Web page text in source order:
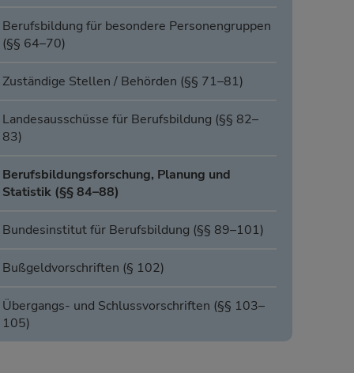
Berufsbildung für besondere Personengruppen
(§§ 64–70)
Zuständige Stellen / Behörden (§§ 71–81)
Landesausschüsse für Berufsbildung (§§ 82–
83)
Berufsbildungsforschung, Planung und
Statistik (§§ 84–88)
Bundesinstitut für Berufsbildung (§§ 89–101)
Bußgeldvorschriften (§ 102)
Übergangs- und Schlussvorschriften (§§ 103–
105)